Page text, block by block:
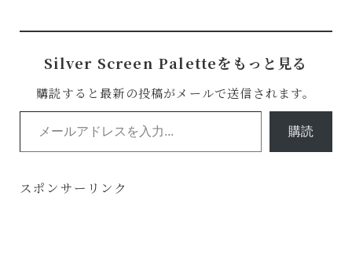
Silver Screen Paletteをもっと見る
購読すると最新の投稿がメールで送信されます。
メールアドレスを入力...
購読
スポンサーリンク